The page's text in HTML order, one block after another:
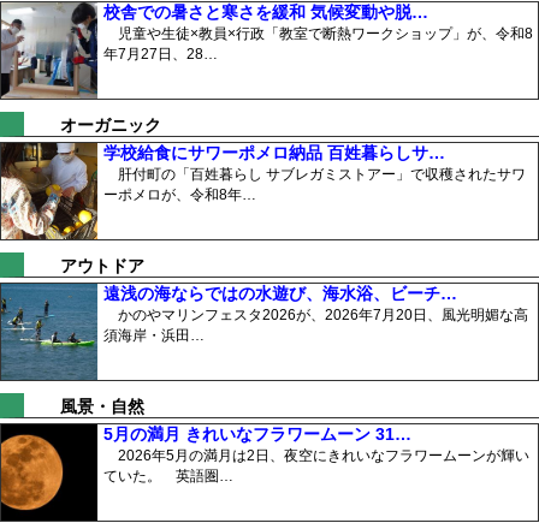
校舎での暑さと寒さを緩和 気候変動や脱…
児童や生徒×教員×行政「教室で断熱ワークショップ」が、令和8
年7月27日、28…
オーガニック
学校給食にサワーポメロ納品 百姓暮らしサ…
肝付町の「百姓暮らし サブレガミストアー」で収穫されたサワ
ーポメロが、令和8年…
アウトドア
遠浅の海ならではの水遊び、海水浴、ビーチ…
かのやマリンフェスタ2026が、2026年7月20日、風光明媚な高
須海岸・浜田…
風景・自然
5月の満月 きれいなフラワームーン 31…
2026年5月の満月は2日、夜空にきれいなフラワームーンが輝い
ていた。 英語圏…